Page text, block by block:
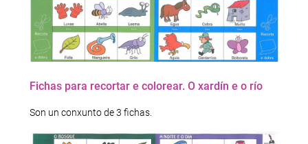
Fichas para recortar e colorear. O xardín e o río
Son un conxunto de 3 fichas.